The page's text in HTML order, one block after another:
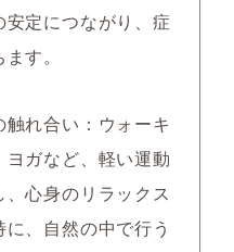
定につながり、症
す。
れ合い：ウォーキ
ガなど、軽い運動
心身のリラックス
、自然の中で行う